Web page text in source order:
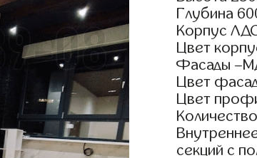
Глубина
Корпус
Цвет
Фасады
Цвет
Цвет
секций с